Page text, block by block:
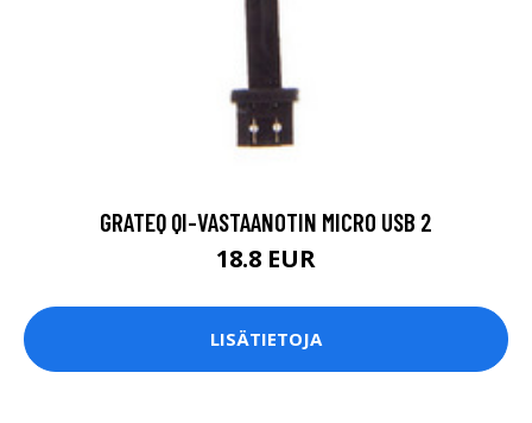
GRATEQ QI-VASTAANOTIN MICRO USB 2
18.8 EUR
LISÄTIETOJA